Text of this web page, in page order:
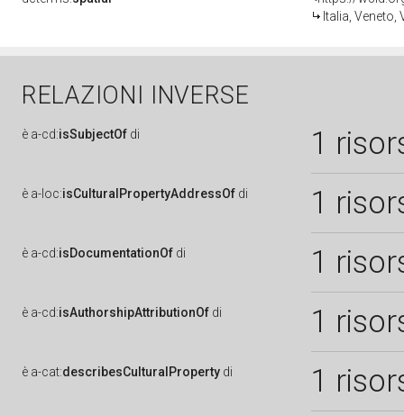
Italia, Veneto,
RELAZIONI INVERSE
è a-cd:isSubjectOf di 1
è a-loc:isCulturalPropertyAddressOf di 1
è a-cd:isDocumentationOf di 1
è a-cd:isAuthorshipAttributionOf di 1
è a-cat:describesCulturalProperty di 1